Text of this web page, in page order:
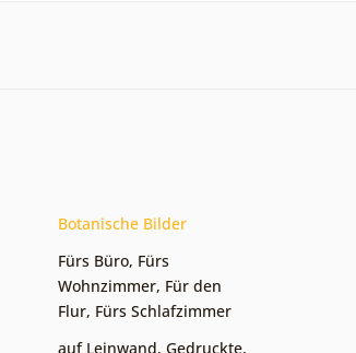
Botanische Bilder
Fürs Büro, Fürs
Wohnzimmer, Für den
Flur, Fürs Schlafzimmer
auf Leinwand, Gedruckte,